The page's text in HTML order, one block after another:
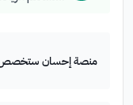
منصة إحسان ستخصص